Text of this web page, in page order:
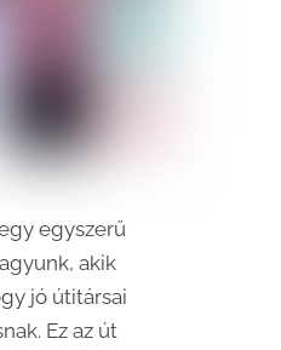
egyszerű
akik
jó útitársai
Ez az út